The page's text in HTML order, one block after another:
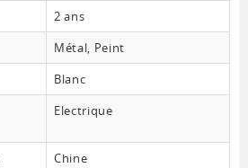
2 ans
Métal, Peint
Blanc
Electrique
Chine